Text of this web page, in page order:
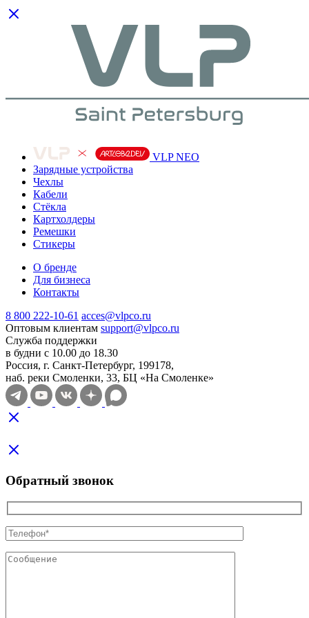
VLP NEO
Зарядные устройства
Чехлы
Кабели
Cтёкла
Картхолдеры
Ремешки
Стикеры
О бренде
Для бизнеса
Контакты
8 800 222-10-61 acces@vlpco.ru
Оптовым клиентам support@vlpco.ru
Служба поддержки
в будни с 10.00 до 18.30
Россия, г. Санкт-Петербург, 199178,
наб. реки Смоленки, 33, БЦ «На Смоленке»
Обратный звонок